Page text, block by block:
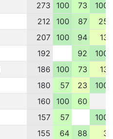
273 100 73
100
212 100 87
25
207 100 94
13
192 92
100
186 100 73
13
180 57 23
100
160 100
60
157 57
100
155 64 88
3